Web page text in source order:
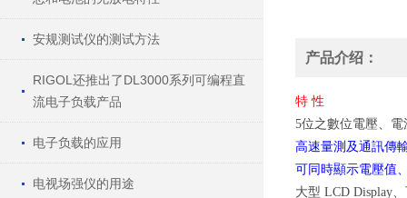
安规测试仪的测试方法
RIGOL还推出了DL3000系列可编程直
流电子负载产品
电子负载的应用
电视场强仪的用途
产品介绍：
特 性
5位之數位電壓、
高速量測及通訊傳
可同時顯示電壓值
大型 LCD Display